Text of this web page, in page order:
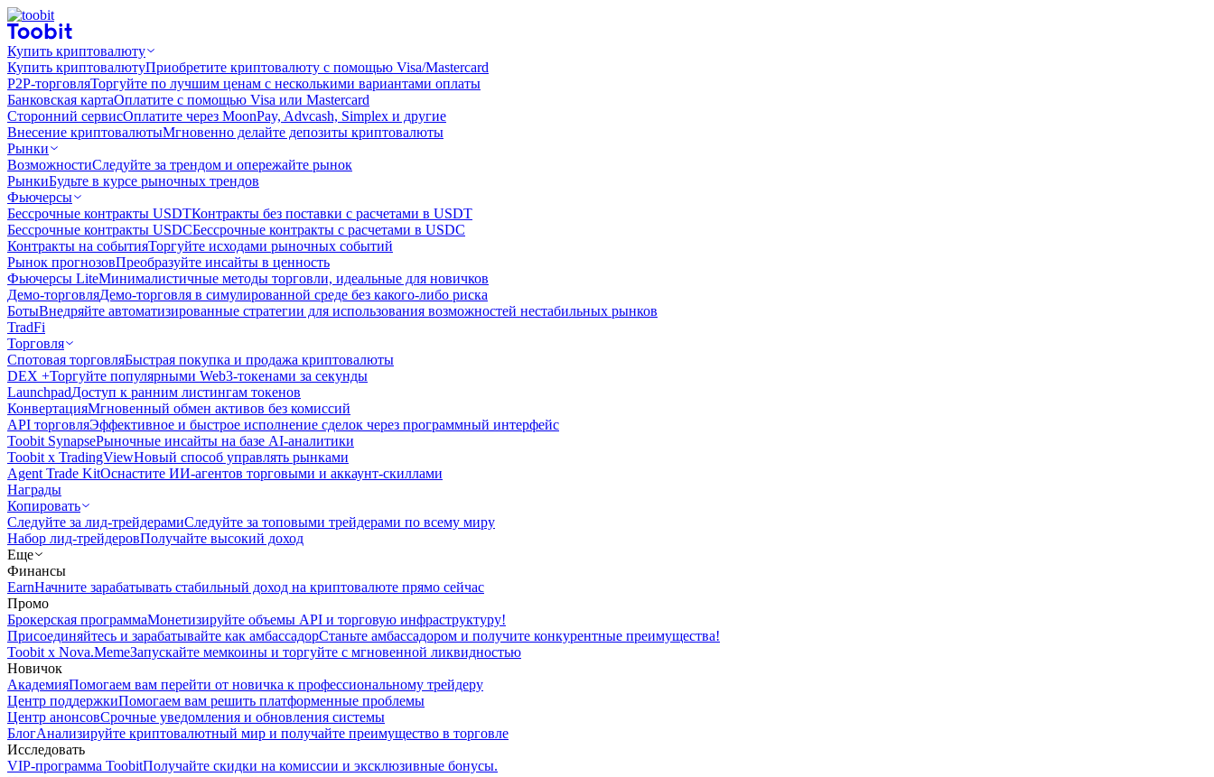
Купить криптовалюту
Купить криптовалютуПриобретите криптовалюту с помощью Visa/Mastercard
P2P-торговляТоргуйте по лучшим ценам с несколькими вариантами оплаты
Банковская картаОплатите с помощью Visa или Mastercard
Сторонний сервисОплатите через MoonPay, Advcash, Simplex и другие
Внесение криптовалютыМгновенно делайте депозиты криптовалюты
Рынки
ВозможностиСледуйте за трендом и опережайте рынок
РынкиБудьте в курсе рыночных трендов
Фьючерсы
Бессрочные контракты USDTКонтракты без поставки с расчетами в USDT
Бессрочные контракты USDCБессрочные контракты с расчетами в USDC
Контракты на событияТоргуйте исходами рыночных событий
Рынок прогнозовПреобразуйте инсайты в ценность
Фьючерсы LiteМинималистичные методы торговли, идеальные для новичков
Демо-торговляДемо-торговля в симулированной среде без какого-либо риска
БотыВнедряйте автоматизированные стратегии для использования возможностей нестабильных рынков
TradFi
Торговля
Спотовая торговляБыстрая покупка и продажа криптовалюты
DEX +Торгуйте популярными Web3-токенами за секунды
LaunchpadДоступ к ранним листингам токенов
КонвертацияМгновенный обмен активов без комиссий
API торговляЭффективное и быстрое исполнение сделок через программный интерфейс
Toobit SynapseРыночные инсайты на базе AI-аналитики
Toobit x TradingViewНовый способ управлять рынками
Agent Trade KitОснастите ИИ-агентов торговыми и аккаунт-скиллами
Награды
Копировать
Следуйте за лид-трейдерамиСледуйте за топовыми трейдерами по всему миру
Набор лид-трейдеровПолучайте высокий доход
Еще
Финансы
EarnНачните зарабатывать стабильный доход на криптовалюте прямо сейчас
Промо
Брокерская программаМонетизируйте объемы API и торговую инфраструктуру!
Присоединяйтесь и зарабатывайте как амбассадорСтаньте амбассадором и получите конкурентные преимущества!
Toobit x Nova.MemeЗапускайте мемкоины и торгуйте с мгновенной ликвидностью
Новичок
АкадемияПомогаем вам перейти от новичка к профессиональному трейдеру
Центр поддержкиПомогаем вам решить платформенные проблемы
Центр анонсовСрочные уведомления и обновления системы
БлогАнализируйте криптовалютный мир и получайте преимущество в торговле
Исследовать
VIP-программа ToobitПолучайте скидки на комиссии и эксклюзивные бонусы.